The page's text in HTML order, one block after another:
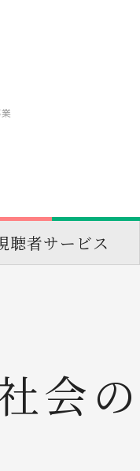
聴者サービス
会